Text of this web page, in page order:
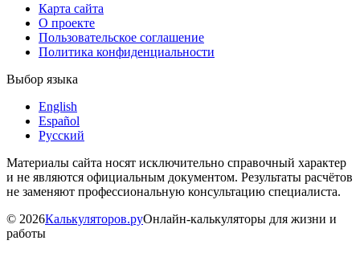
Карта сайта
О проекте
Пользовательское соглашение
Политика конфиденциальности
Выбор языка
English
Español
Русский
Материалы сайта носят исключительно справочный характер
и не являются официальным документом. Результаты расчётов
не заменяют профессиональную консультацию специалиста.
© 2026Калькуляторов.руОнлайн-калькуляторы для жизни и
работы